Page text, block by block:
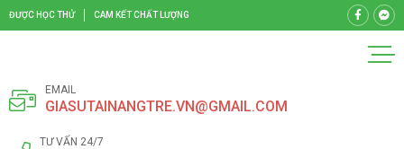
ĐƯỢC HỌC THỬ CAM KẾT CHẤT LƯỢNG
EMAIL
GIASUTAINANGTRE.VN@GMAIL.COM
TƯ VẤN 24/7